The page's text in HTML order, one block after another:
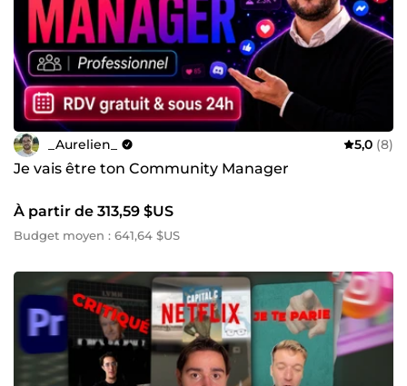
_Aurelien_ 5,0 (8)
Je vais être ton Community Manager
À partir de 313,59 $US
Budget moyen : 641,64 $US